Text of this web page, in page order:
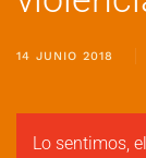
14 JUNIO 2018
Lo sentimos,